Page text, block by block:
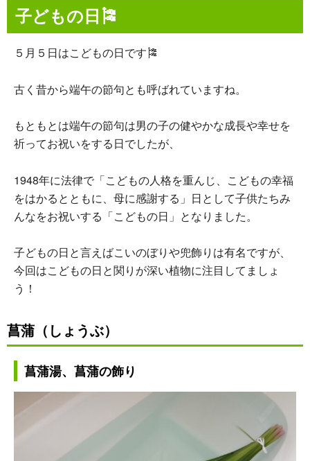
子どもの日🎏
５月５日はこどもの日です🎏
古く昔から端午の節句とも呼ばれていますね。
もともとは端午の節句は男の子の健やかな成長や幸せを
祈ってお祝いをする日でしたが、
1948年に法律で「こどもの人格を重んじ、こどもの幸福
をはかるとともに、母に感謝する」日として子供たちみ
んなをお祝いする「こどもの日」となりました。
子どもの日と言えばこいのぼりや兜飾りは有名ですが、
今回はこどもの日と関りが深い植物に注目してましょ
う！
菖蒲（しょうぶ）
菖蒲湯、菖蒲の飾り